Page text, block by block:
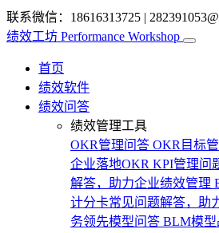
联系微信：18616313725 |
绩效工坊 Performance Workshop
首页
绩效软件
绩效问答
绩效管理工具
OKR管理问答 OKR目标
企业落地OKR KPI管理问
解答，助力企业绩效管理
计分卡常见问题解答，助
务领先模型问答 BLM模型